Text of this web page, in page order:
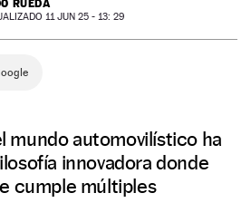
RUEDA
11 JUN 25 - 13: 29
mundo automovilístico ha
innovadora donde
cumple múltiples